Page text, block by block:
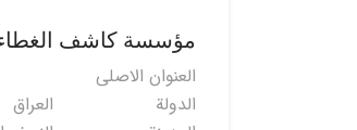
مؤسسة كاشف الغطاء
العنوان الاصلی
الدولة
العراق